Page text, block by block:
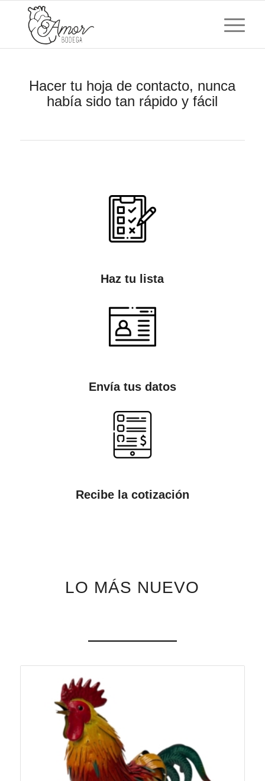
Hacer tu hoja de contacto, nunca
había sido tan rápido y fácil
Haz tu lista
Envía tus datos
Recibe la cotización
LO MÁS NUEVO